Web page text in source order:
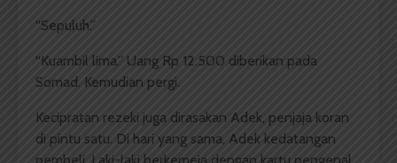
“Sepuluh.”
“Kuambil lima.” Uang Rp 12.500 diberikan pada
Somad. Kemudian pergi.
Kecipratan rezeki juga dirasakan Adek, penjaja koran
di pintu satu. Di hari yang sama, Adek kedatangan